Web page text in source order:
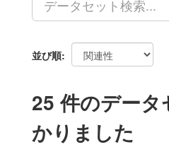
並び順
25 件のデー
かりました